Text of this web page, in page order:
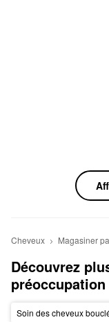
Cheveux Magasiner
Découvrez
Soin des cheveux